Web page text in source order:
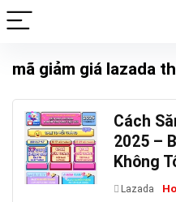
mã giảm giá lazada
Cách
2025 –
Không
Lazada